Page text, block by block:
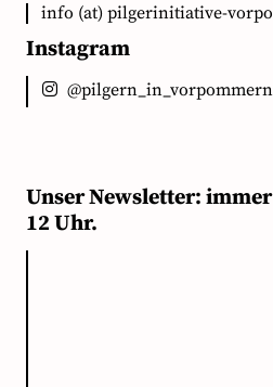
info (at) pilgerinitiative-
Instagram
@pilgern_in_vorpommern
Unser Newsletter:
12 Uhr.